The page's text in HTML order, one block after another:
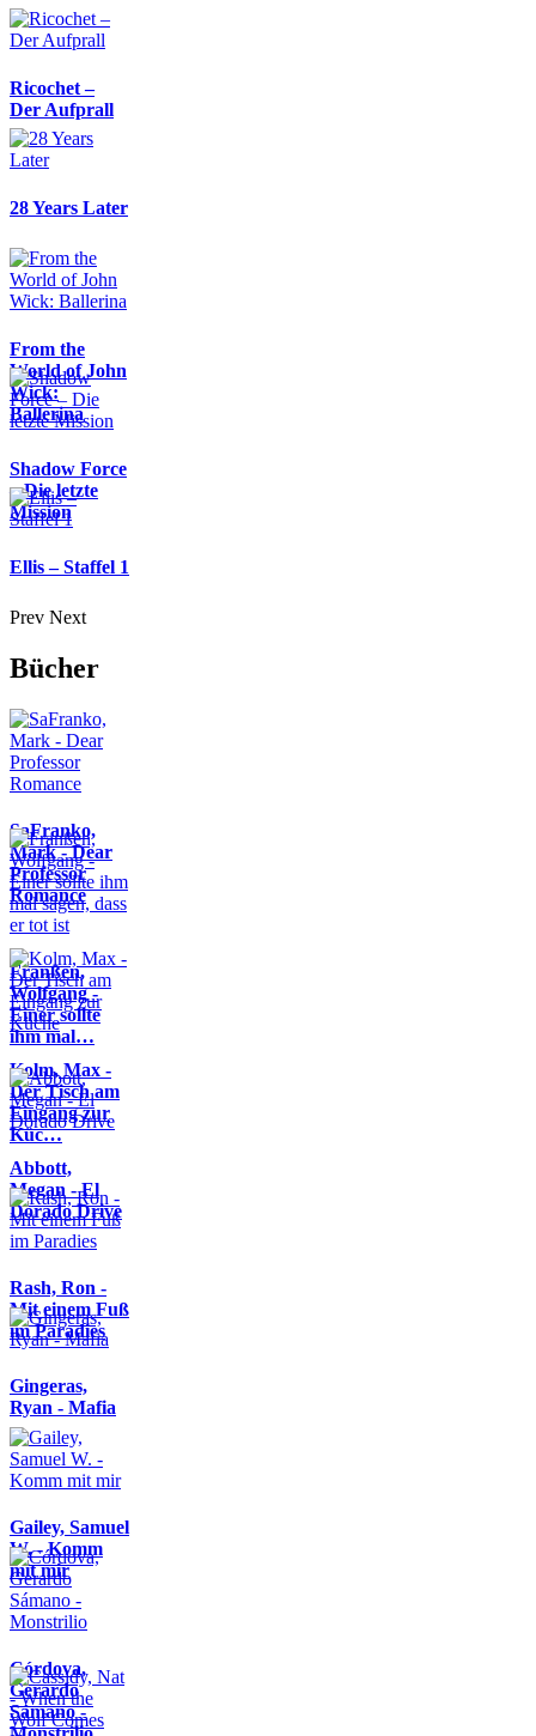
Ricochet –
Der Aufprall
28 Years Later
From the
World of John
Wick:
Ballerina
Shadow Force
– Die letzte
Mission
Ellis – Staffel 1
Prev Next
Bücher
SaFranko,
Mark - Dear
Professor
Romance
Franßen,
Wolfgang -
Einer sollte
ihm mal…
Kolm, Max -
Der Tisch am
Eingang zur
Küc…
Abbott,
Megan - El
Dorado Drive
Rash, Ron -
Mit einem Fuß
im Paradies
Gingeras,
Ryan - Mafia
Gailey, Samuel
W. - Komm
mit mir
Córdova,
Gerardo
Sámano -